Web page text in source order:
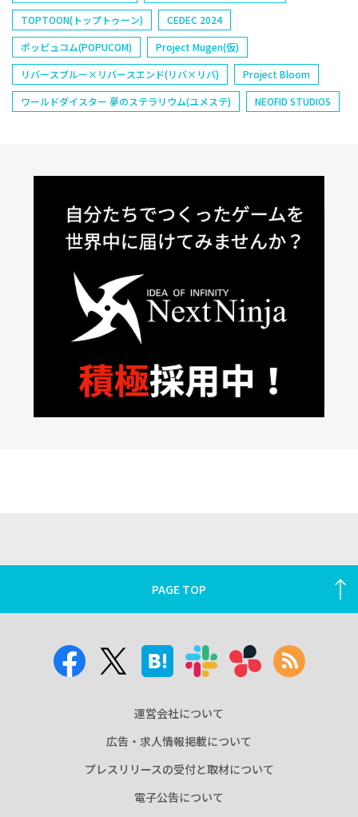
TOPTOON(トップトゥーン)
CEDEC 2024
ポッピュコム(POPUCOM)
Project Mugen(仮)
リバースブルー×リバースエンド(リバ×リバ)
Project Bloom
ワールドダイスター 夢のステラリウム(ユメステ)
NEOFID STUDIOS
PAGE TOP
運営会社について
広告・求人情報掲載について
プレスリリースの受付と取材について
電子公告について